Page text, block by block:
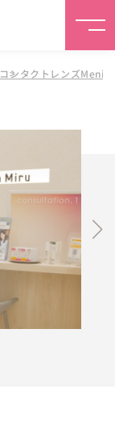
コンタクトレンズ